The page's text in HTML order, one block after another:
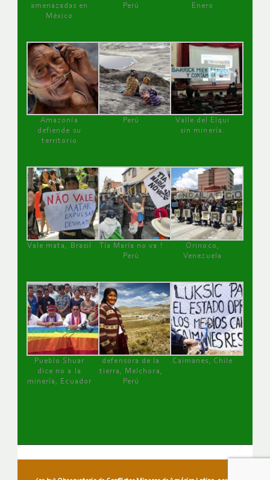
amenazadas en
México
Perú
Enero
Amazonía
defiende su
territorio
Perú
Valle del Elqui
sin minería.
Vale mata, Brasil
Tía María no va !
Perú
Orinoco,
Venezuela
Pueblo Shuar
dice no a la
minería, Ecuador
defensora de la
tierra, Melchora,
Perú
Caimanes, Chile